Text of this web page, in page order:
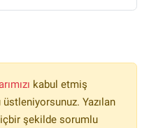
kabul etmiş
Yazılan
şekilde sorumlu